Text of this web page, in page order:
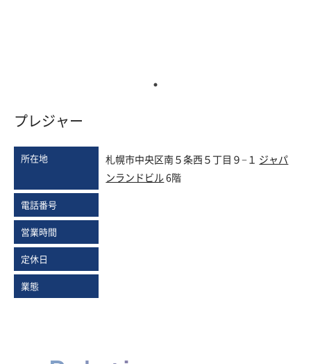
プレジャー
所在地 札幌市中央区南５条西５丁目９−１ ジャパ
ンランドビル6階
電話番号
営業時間
定休日
業態